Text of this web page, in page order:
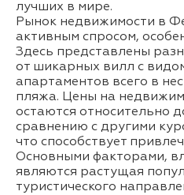
лучших в мире.
Рынок недвижимости в
активным спросом,
Здесь представлены
от шикарных вилл с
апартаментов всего в
пляжа. Цены на
остаются относительно
сравнению с другими
что способствует
Основными факторами,
являются растущая
туристического